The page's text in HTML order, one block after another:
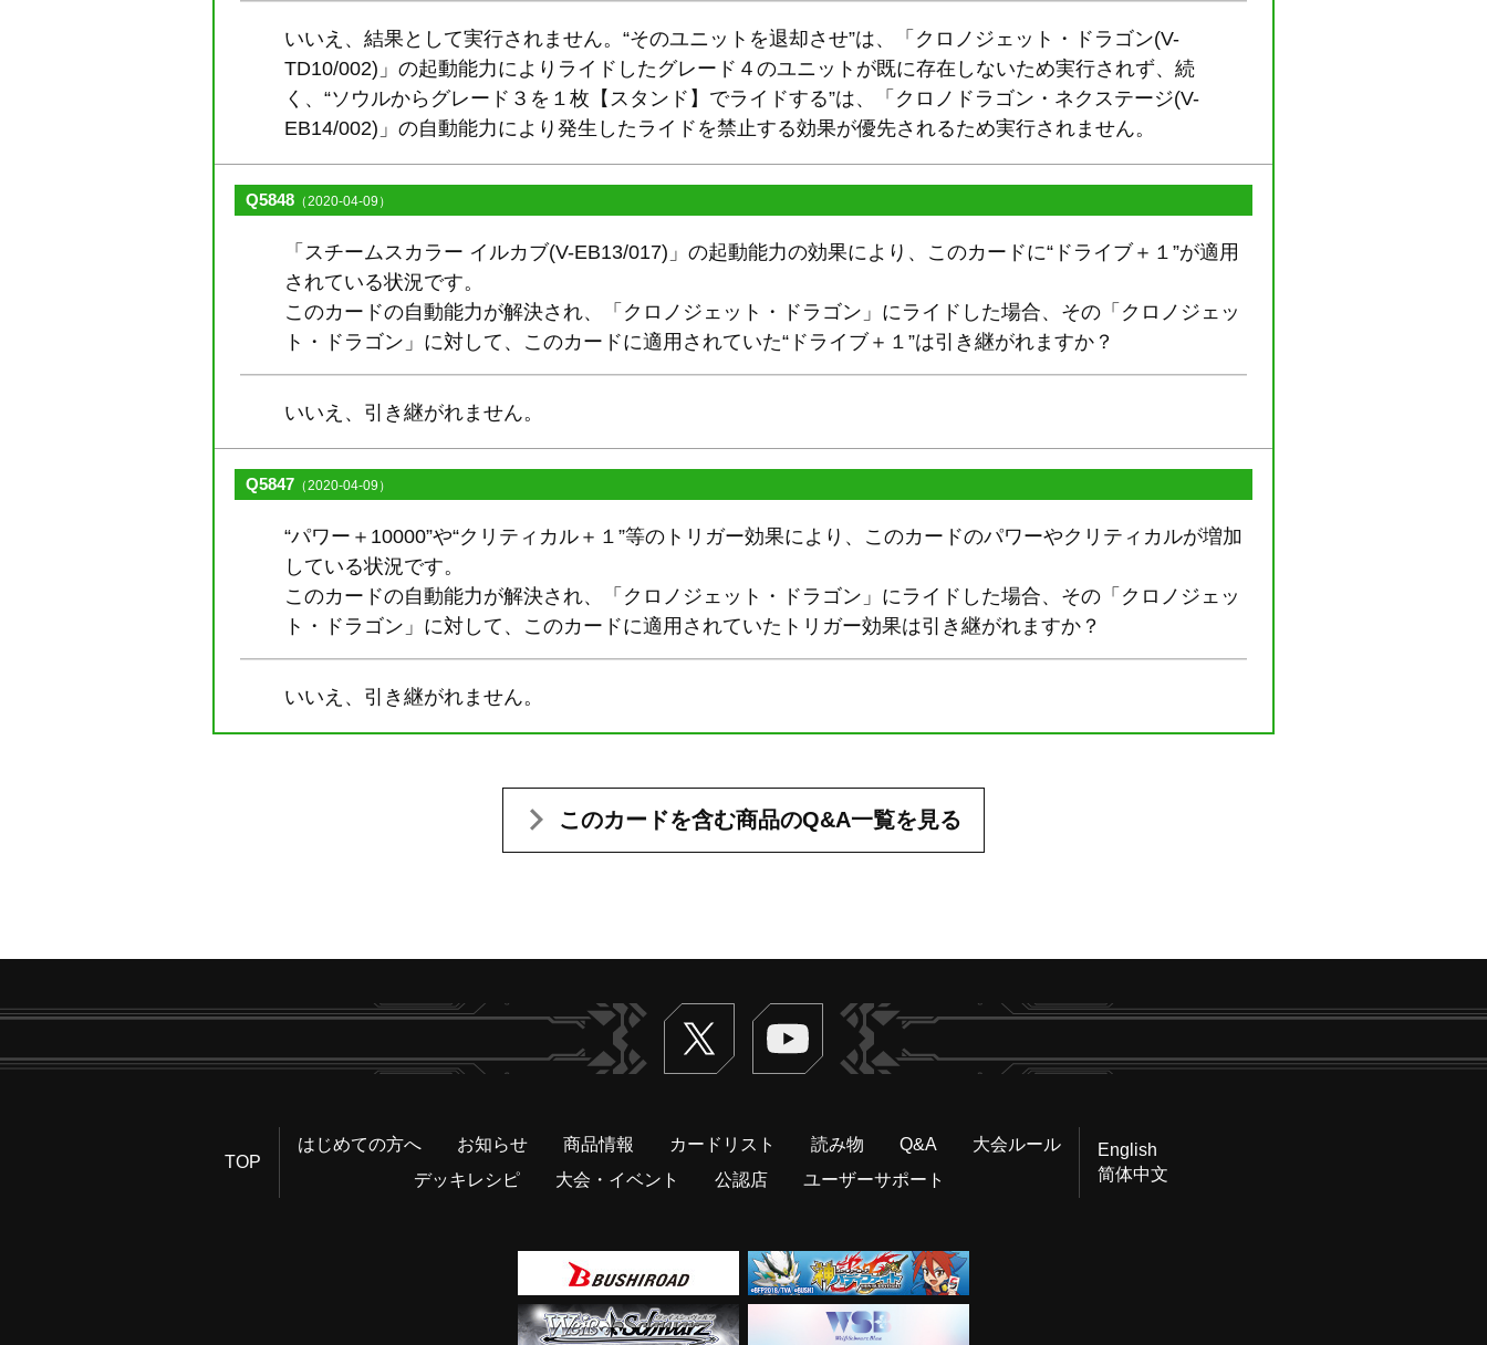
いいえ、結果として実行されません。“そのユニットを退却させ”は、「クロノジェット・ドラゴン(V-
TD10/002)」の起動能力によりライドしたグレード４のユニットが既に存在しないため実行されず、続
く、“ソウルからグレード３を１枚【スタンド】でライドする”は、「クロノドラゴン・ネクステージ(V-
EB14/002)」の自動能力により発生したライドを禁止する効果が優先されるため実行されません。
Q5848 （2020-04-09）
「スチームスカラー イルカブ(V-EB13/017)」の起動能力の効果により、このカードに“ドライブ＋１”が適用
されている状況です。
このカードの自動能力が解決され、「クロノジェット・ドラゴン」にライドした場合、その「クロノジェッ
ト・ドラゴン」に対して、このカードに適用されていた“ドライブ＋１”は引き継がれますか？
いいえ、引き継がれません。
Q5847 （2020-04-09）
“パワー＋10000”や“クリティカル＋１”等のトリガー効果により、このカードのパワーやクリティカルが増加
している状況です。
このカードの自動能力が解決され、「クロノジェット・ドラゴン」にライドした場合、その「クロノジェッ
ト・ドラゴン」に対して、このカードに適用されていたトリガー効果は引き継がれますか？
いいえ、引き継がれません。
このカードを含む商品のQ&A一覧を見る
Twitter ヴァンガードch
TOP
はじめての方へ お知らせ 商品情報 カードリスト 読み物 Q&A
大会ルール
デッキレシピ
大会・イベント 公認店 ユーザーサポート
English
简体中文